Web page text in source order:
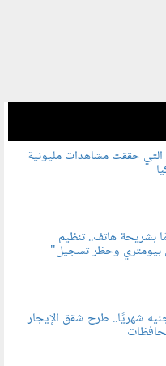
حققت مشاهدات مليونية
طالب 25 عامًا بشريحة هاتف.. تنظيم
بيومتري وحظر تسجيل"
يبدأ من 1500 جنيه شهريًا.. طرح شقق الإيجار